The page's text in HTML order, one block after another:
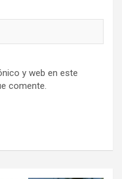
y web en este
comente.